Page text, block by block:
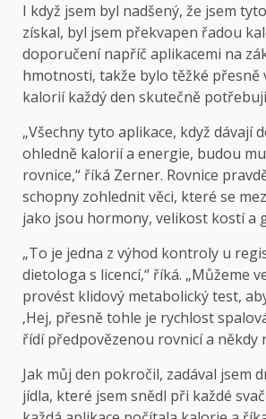
I když jsem byl nadšený, že jsem
získal, byl jsem překvapen řadou
doporučení napříč aplikacemi na
hmotnosti, takže bylo těžké přesně
kalorií každý den skutečně
„Všechny tyto aplikace, když dávají
ohledně kalorií a energie, budou
rovnice,“ říká Zerner. Rovnice
schopny zohlednit věci, které se
jako jsou hormony, velikost kostí a
„To je jedna z výhod kontroly u
dietologa s licencí,“ říká. „Můžeme
provést klidový metabolický test,
‚Hej, přesně tohle je rychlost
řídí předpovězenou rovnicí a někdy
Jak můj den pokročil, zadával jsem
jídla, které jsem snědl při každé